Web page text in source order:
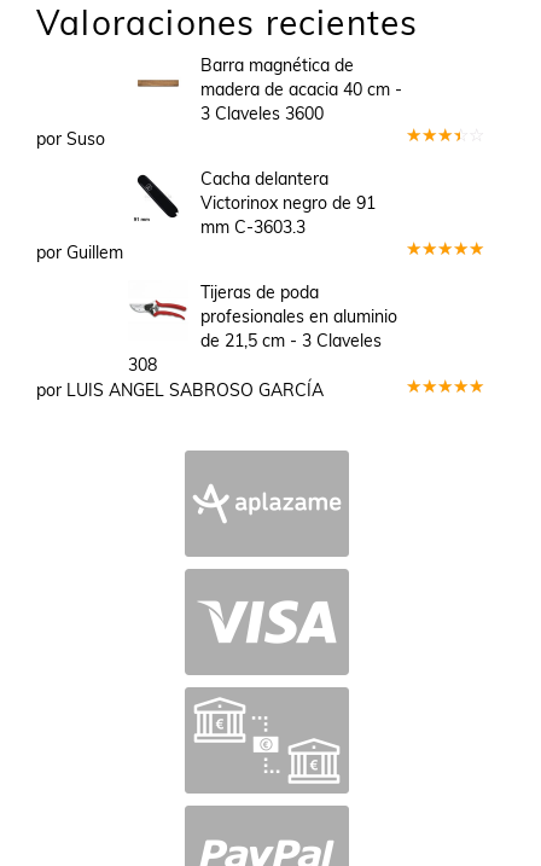
Valoraciones recientes
Barra magnética de
madera de acacia 40 cm -
3 Claveles 3600
por Suso
Cacha delantera
Victorinox negro de 91
mm C-3603.3
por Guillem
Tijeras de poda
profesionales en aluminio
de 21,5 cm - 3 Claveles
308
por LUIS ANGEL SABROSO GARCÍA